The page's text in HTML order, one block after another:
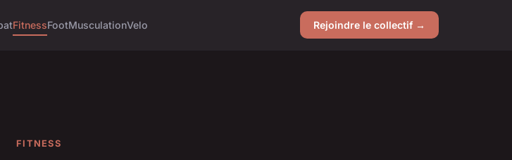
FitnessFootMusculationVelo Rejoindre le collectif →
FITNESS